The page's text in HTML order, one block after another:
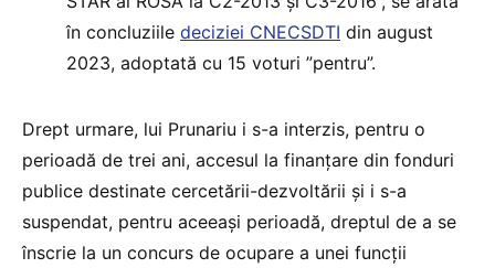
în concluziile deciziei CNECSDTI din august
2023, adoptată cu 15 voturi ”pentru”.
Drept urmare, lui Prunariu i s-a interzis, pentru o
perioadă de trei ani, accesul la finanțare din fonduri
publice destinate cercetării-dezvoltării și i s-a
suspendat, pentru aceeași perioadă, dreptul de a se
înscrie la un concurs de ocupare a unei funcții